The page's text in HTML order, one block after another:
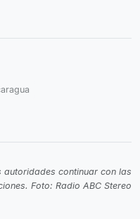
continuar con las
Foto: Radio ABC Stereo